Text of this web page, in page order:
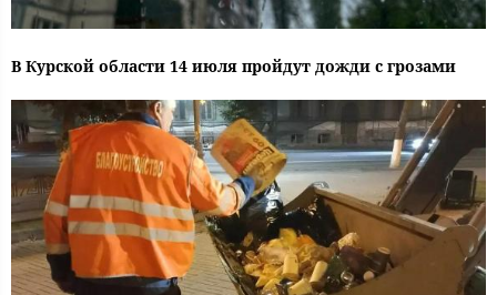
В Курской области 14 июля пройдут дожди с грозами